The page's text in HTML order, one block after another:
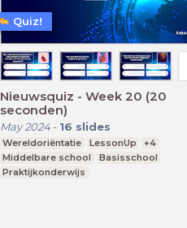
Nieuwsquiz - Week 20 (20
seconden)
May 2024- 16 slides
Wereldoriëntatie LessonUp
+4
Middelbare school
Basisschool
Praktijkonderwijs
Quiz!